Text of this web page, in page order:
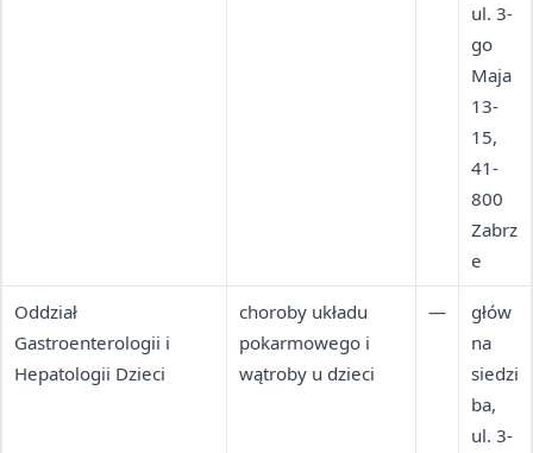
ul. 3-
go
Maja
13-
15,
41-
800
Zabrz
e
Oddział
Gastroenterologii i
Hepatologii Dzieci
choroby układu
pokarmowego i
wątroby u dzieci
—
głów
na
siedzi
ba,
ul. 3-